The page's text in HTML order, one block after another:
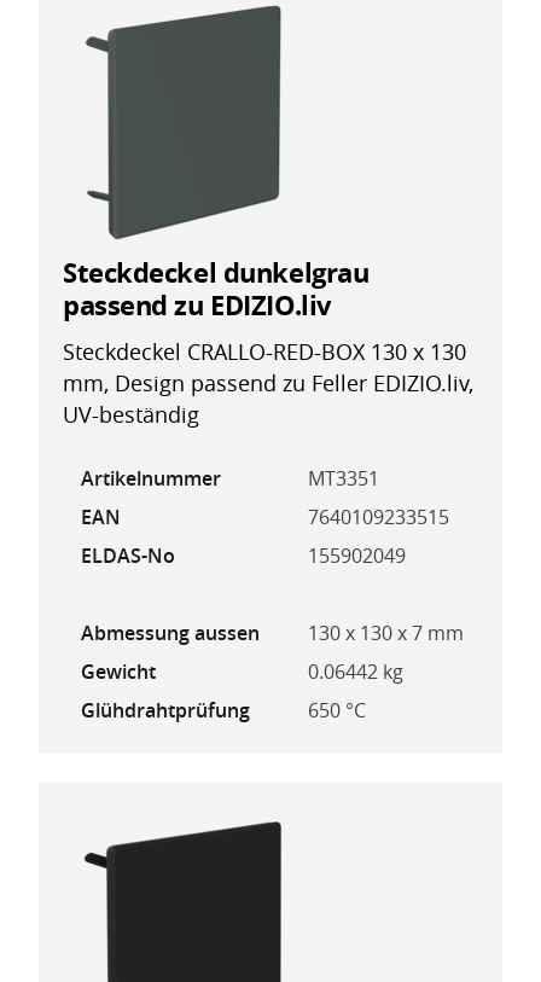
Steckdeckel dunkelgrau
passend zu EDIZIO.liv
Steckdeckel CRALLO-RED-BOX 130 x 130
mm, Design passend zu Feller EDIZIO.liv,
UV-beständig
Artikelnummer
MT3351
EAN
7640109233515
ELDAS-No
155902049
Abmessung aussen
130 x 130 x 7 mm
Gewicht
0.06442 kg
Glühdrahtprüfung
650 °C